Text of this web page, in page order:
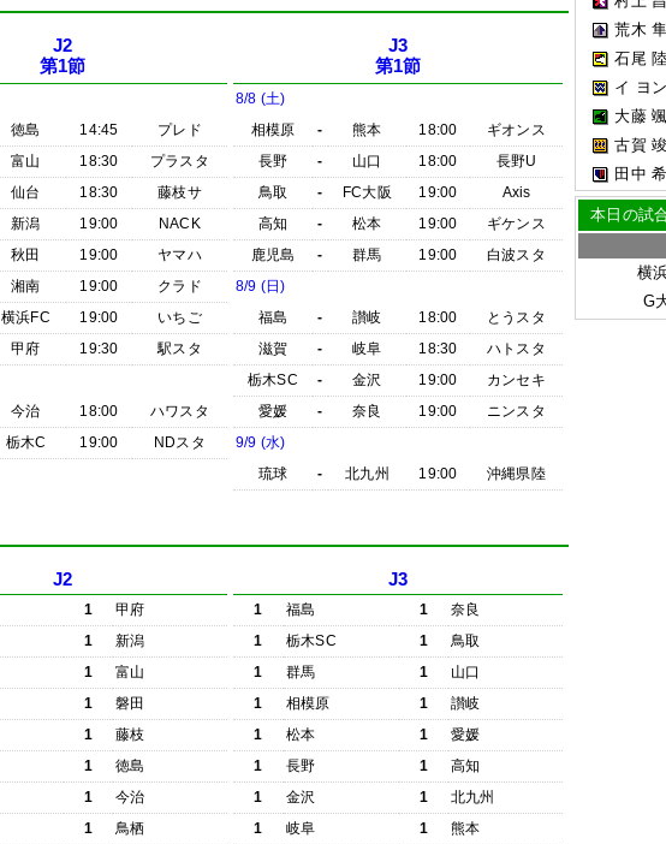
J2
第1節
徳島 14:45
プレド
富山 18:30
プラスタ
仙台 18:30
藤枝サ
新潟 19:00
NACK
秋田 19:00
ヤマハ
湘南 19:00
クラド
横浜FC 19:00
いちご
甲府 19:30
駅スタ
今治 18:00
ハワスタ
栃木C 19:00 NDスタ
J3
第1節
8/8 (土)
相模原
- 熊本 18:00
ギオンス
長野
- 山口 18:00
長野U
鳥取
- FC大阪 19:00
Axis
高知
- 松本 19:00
ギケンス
鹿児島
- 群馬 19:00
白波スタ
8/9 (日)
福島
- 讃岐 18:00
とうスタ
滋賀
- 岐阜 18:30
ハトスタ
栃木SC
- 金沢 19:00
カンセキ
愛媛
- 奈良 19:00
ニンスタ
9/9 (水)
琉球
- 北九州 19:00 沖縄県陸
J2
1
甲府
1
新潟
1
富山
1
磐田
1
藤枝
1
徳島
1
今治
1
鳥栖
J3
1 福島 1
奈良
1
栃木SC 1
鳥取
1
群馬 1
山口
1
相模原 1
讃岐
1
松本 1
愛媛
1
長野 1
高知
1
金沢 1
北九州
1
岐阜 1
熊本
荒木
石尾
イ ヨ
大藤
古賀 竣
田中
本日の試
横
G